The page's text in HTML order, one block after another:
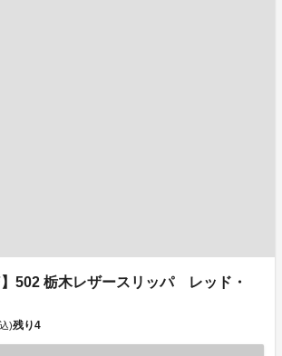
】502 栃木レザースリッパ レッド・
)残り4